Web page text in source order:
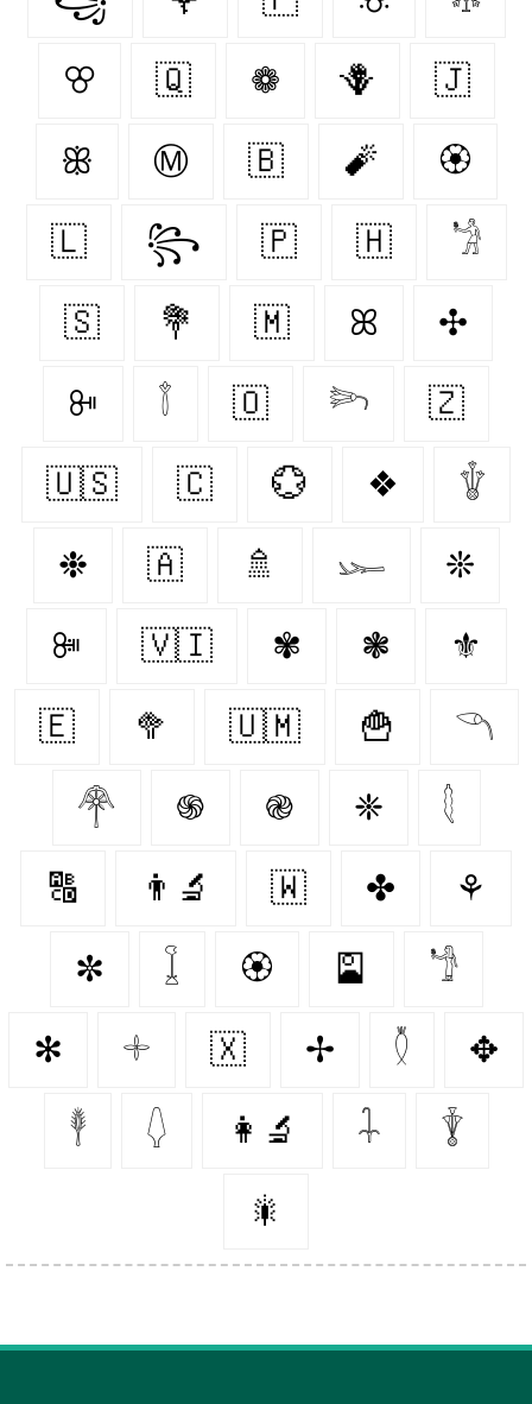
ꕢ 🇶‌ ❁ 🪻 🇯‌
ꕥ Ⓜ 🇧‌ 🧨 🏵
🇱‌ ꧂ 🇵‌ 🇭‌ 𓁋
🇸‌ 💐 🇲‌ ꕤ ✣
ꔻ 𓇕 🇴‌ 𓆸 🇿‌
🇺🇸 🇨‌ 💮 ❖ 𓇚
❉ 🇦‌ 🚿 𓆱 ❊
ꔼ 🇻🇮 ✾ ❃ ⚜️
🇪‌ 🥦 🇺🇲 🍟 𓆹
𓋇 ֍ ֎ ❈ 𓇛
🔠 👨‍🔬 🇼‌ ✤ ⚘
✼ 𓆼 🏵️ 🎴 𓁙
✻ 𓇬 🇽‌ ✢ 𓇟 ✥
𓇣 𓆭 👩‍🔬 𓇑 𓇊
🎇